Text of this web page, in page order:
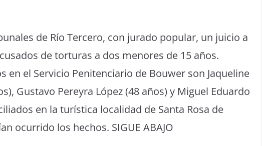
de Río Tercero, con jurado popular, un juicio a
de torturas a dos menores de 15 años.
en el Servicio Penitenciario de Bouwer son Jaqueline
Gustavo Pereyra López (48 años) y Miguel Eduardo
en la turística localidad de Santa Rosa de
ocurrido los hechos. SIGUE ABAJO